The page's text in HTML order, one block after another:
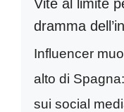
Vite al limite
dramma
Influencer
alto di
sui social